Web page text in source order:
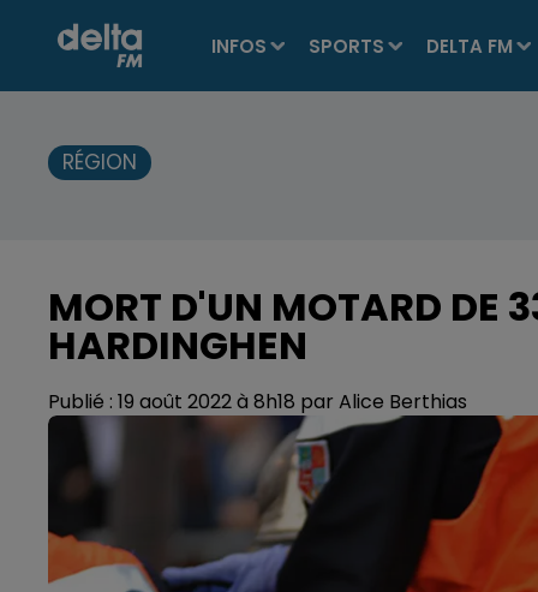
INFOS SPORTS DELTA FM
RÉGION
MORT D'UN MOTARD DE
HARDINGHEN
Publié : 19 août 2022 à 8h18 par Alice Berthias